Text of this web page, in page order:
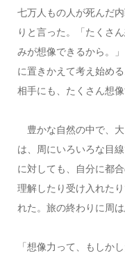
七万人もの人が死んだ
りと言った。「たくさ
みが想像できるから。
に置きかえて考え始め
相手にも、たくさん想
豊かな自然の中で、
は、周にいろいろな目
に対しても、自分に都
理解したり受け入れた
れた。旅の終わりに周は
「想像力って、もしか